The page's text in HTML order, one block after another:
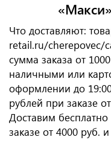
Что доставляют:
retail.ru/cherepovec/
сумма заказа от
наличными или
оформлении до
рублей при заказе
Доставим
заказе от 4000 руб.